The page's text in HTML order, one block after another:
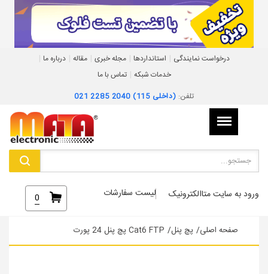
درخواست نمایندگی | استانداردها | مجله خبری | مقاله | درباره ما |
خدمات شبکه | تماس با ما
تلفن: 021 2285 2040 (داخلی 115)
ورود به سایت متاالکترونیک لیست سفارشات 0
صفحه اصلی/ پچ پنل/ Cat6 FTP پچ پنل 24 پورت